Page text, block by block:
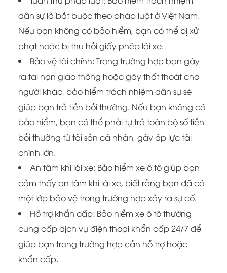
dân sự là bắt buộc theo pháp luật ở Việt Nam.
Nếu bạn không có bảo hiểm, bạn có thể bị xử
phạt hoặc bị thu hồi giấy phép lái xe.
Bảo vệ tài chính: Trong trường hợp bạn gây
ra tai nạn giao thông hoặc gây thất thoát cho
người khác, bảo hiểm trách nhiệm dân sự sẽ
giúp bạn trả tiền bồi thường. Nếu bạn không có
bảo hiểm, bạn có thể phải tự trả toàn bộ số tiền
bồi thường từ tài sản cá nhân, gây áp lực tài
chính lớn.
An tâm khi lái xe: Bảo hiểm xe ô tô giúp bạn
cảm thấy an tâm khi lái xe, biết rằng bạn đã có
một lớp bảo vệ trong trường hợp xảy ra sự cố.
Hỗ trợ khẩn cấp: Bảo hiểm xe ô tô thường
cung cấp dịch vụ điện thoại khẩn cấp 24/7 để
giúp bạn trong trường hợp cần hỗ trợ hoặc
khẩn cấp.